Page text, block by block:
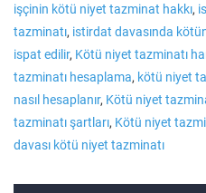
işçinin kötü niyet tazminat hakkı,
tazminatı, istirdat davasında
ispat edilir, Kötü niyet tazminatı
tazminatı hesaplama, kötü niyet
nasıl hesaplanır, Kötü niyet
tazminatı şartları, Kötü niyet
davası kötü niyet tazminatı